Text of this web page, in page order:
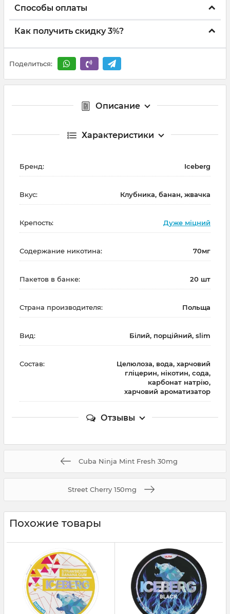
Способы оплаты
Как получить скидку 3%?
Поделиться:
Описание
Характеристики
Бренд: Iceberg
Вкус: Клубника, банан, жвачка
Крепость: Дуже міцний
Содержание никотина: 70мг
Пакетов в банке: 20 шт
Страна производителя: Польща
Вид: Білий, порційний, slim
Состав:
Целюлоза, вода, харчовий
гліцерин, нікотин, сода,
карбонат натрію,
харчовий ароматизатор
Отзывы
Cuba Ninja Mint Fresh 30mg
Street Cherry 150mg
Похожие товары